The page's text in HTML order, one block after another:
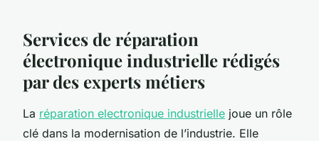
Services de réparation
électronique industrielle rédigés
par des experts métiers
La réparation electronique industrielle joue un rôle
clé dans la modernisation de l’industrie. Elle